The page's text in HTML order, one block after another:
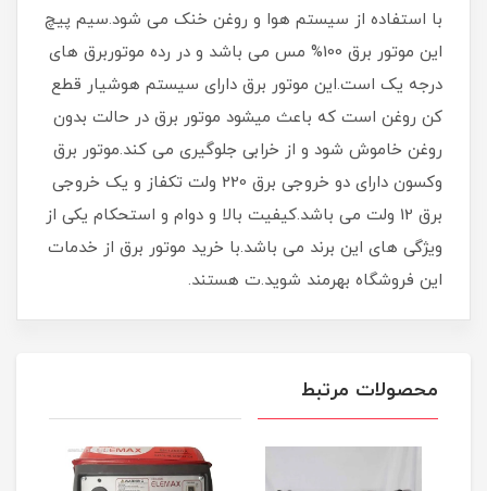
با استفاده از سیستم هوا و روغن خنک می شود.سیم پیچ
این موتور برق 100% مس می باشد و در رده موتوربرق های
درجه یک است.این موتور برق دارای سیستم هوشیار قطع
کن روغن است که باعث میشود موتور برق در حالت بدون
روغن خاموش شود و از خرابی جلوگیری می کند.موتور برق
وکسون دارای دو خروجی برق 220 ولت تکفاز و یک خروجی
برق 12 ولت می باشد.کیفیت بالا و دوام و استحکام یکی از
ویژگی های این برند می باشد.با خرید موتور برق از خدمات
این فروشگاه بهرمند شوید.ت هستند.
محصولات مرتبط